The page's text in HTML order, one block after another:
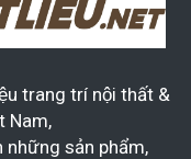
trang trí nội thất &
Nam,
những sản phẩm,